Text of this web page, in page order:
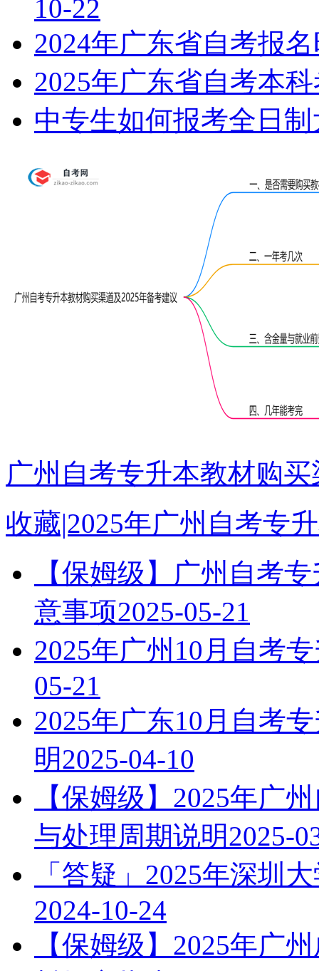
10-22
2024年广东省自考报
2025年广东省自考本
中专生如何报考全日
广州自考专升本教材购
收藏|2025年广州自考专
【保姆级】广州自考
意事项2025-05-21
2025年广州10月自考
05-21
2025年广东10月自考
明2025-04-10
【保姆级】2025年广
与处理周期说明2025-
「答疑」2025年深圳
2024-10-24
【保姆级】2025年广